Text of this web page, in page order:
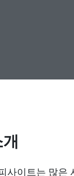
사이트는 많은